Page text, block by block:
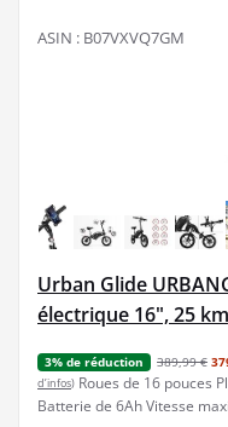
ASIN : B07VXVQ7GM
Urban Glide
électrique 16", 25
3% de réduction 389,99 €
d’infos) Roues de 16 pouces
Batterie de 6Ah Vitesse